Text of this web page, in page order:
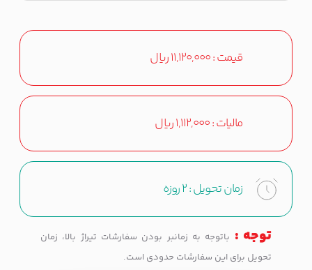
قیمت :11,120,000ریال
مالیات :1,112,000ریال
زمان تحویل :2 روزه
توجه : باتوجه به زمانبر بودن سفارشات تیراژ بالا، زمان
تحویل برای این سفارشات حدودی است.